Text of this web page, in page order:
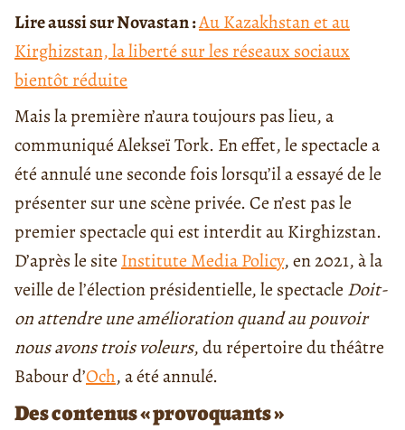
Lire aussi sur Novastan :Au Kazakhstan et au
Kirghizstan, la liberté sur les réseaux sociaux
bientôt réduite
Mais la première n’aura toujours pas lieu, a
communiqué Alekseï Tork. En effet, le spectacle a
été annulé une seconde fois lorsqu’il a essayé de le
présenter sur une scène privée. Ce n’est pas le
premier spectacle qui est interdit au Kirghizstan.
D’après le site Institute Media Policy, en 2021, à la
veille de l’élection présidentielle, le spectacle Doit-
on attendre une amélioration quand au pouvoir
nous avons trois voleurs, du répertoire du théâtre
Babour d’Och, a été annulé.
Des contenus « provoquants »